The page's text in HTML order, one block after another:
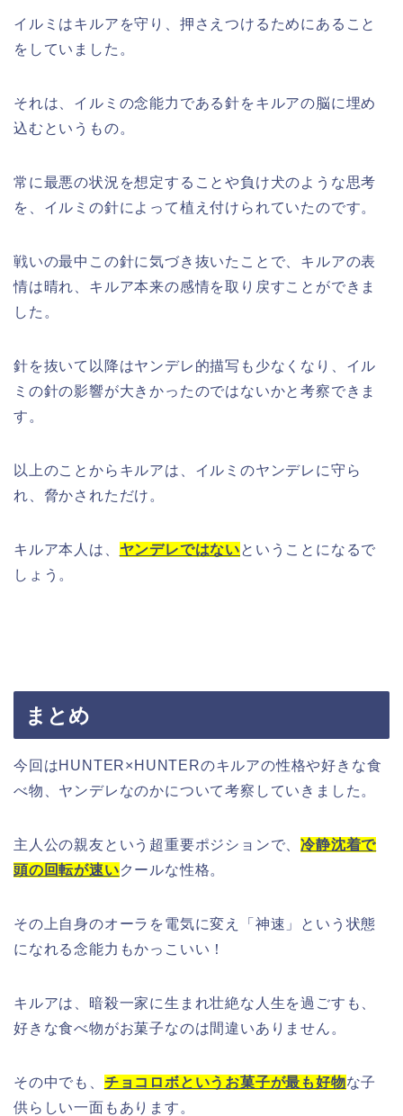
イルミはキルアを守り、押さえつけるためにあること
をしていました。
それは、イルミの念能力である針をキルアの脳に埋め
込むというもの。
常に最悪の状況を想定することや負け犬のような思考
を、イルミの針によって植え付けられていたのです。
戦いの最中この針に気づき抜いたことで、キルアの表
情は晴れ、キルア本来の感情を取り戻すことができま
した。
針を抜いて以降はヤンデレ的描写も少なくなり、イル
ミの針の影響が大きかったのではないかと考察できま
す。
以上のことからキルアは、イルミのヤンデレに守ら
れ、脅かされただけ。
キルア本人は、 ヤンデレではないということになるで
しょう。
まとめ
今回はHUNTER×HUNTERのキルアの性格や好きな食
べ物、ヤンデレなのかについて考察していきました。
主人公の親友という超重要ポジションで、冷静沈着で
頭の回転が速いクールな性格。
その上自身のオーラを電気に変え「神速」という状態
になれる念能力もかっこいい！
キルアは、暗殺一家に生まれ壮絶な人生を過ごすも、
好きな食べ物がお菓子なのは間違いありません。
その中でも、 チョコロボというお菓子が最も好物な子
供らしい一面もあります。